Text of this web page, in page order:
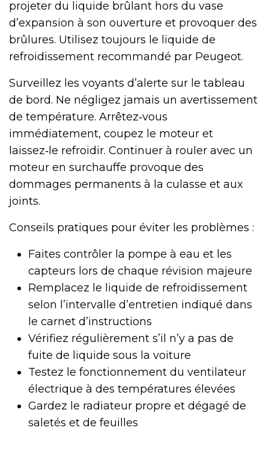
projeter du liquide brûlant hors du vase
d’expansion à son ouverture et provoquer des
brûlures. Utilisez toujours le liquide de
refroidissement recommandé par Peugeot.
Surveillez les voyants d’alerte sur le tableau
de bord. Ne négligez jamais un avertissement
de température. Arrêtez‑vous
immédiatement, coupez le moteur et
laissez‑le refroidir. Continuer à rouler avec un
moteur en surchauffe provoque des
dommages permanents à la culasse et aux
joints.
Conseils pratiques pour éviter les problèmes :
Faites contrôler la pompe à eau et les
capteurs lors de chaque révision majeure
Remplacez le liquide de refroidissement
selon l’intervalle d’entretien indiqué dans
le carnet d’instructions
Vérifiez régulièrement s’il n’y a pas de
fuite de liquide sous la voiture
Testez le fonctionnement du ventilateur
électrique à des températures élevées
Gardez le radiateur propre et dégagé de
saletés et de feuilles